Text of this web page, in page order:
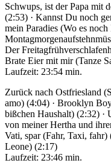
Schwups, ist der Papa mit
(2:53) · Kannst Du noch
mein Paradies (Wo es
Der
Brate Eier mit mir (Tanze
Laufzeit: 23:54 min.
Zurück nach Ostfriesland
amo) (4:04) · Brooklyn
bißchen Haushalt) (2:32) ·
von meiner Hertha und
Vati, spar (Fahr, Taxi,
Leone) (2:17)
Laufzeit: 23:46 min.